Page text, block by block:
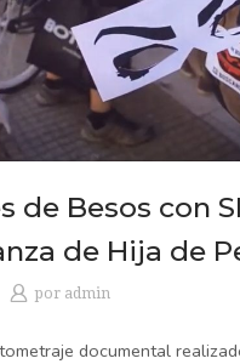
de Besos con
de Hija de
por admin
documental